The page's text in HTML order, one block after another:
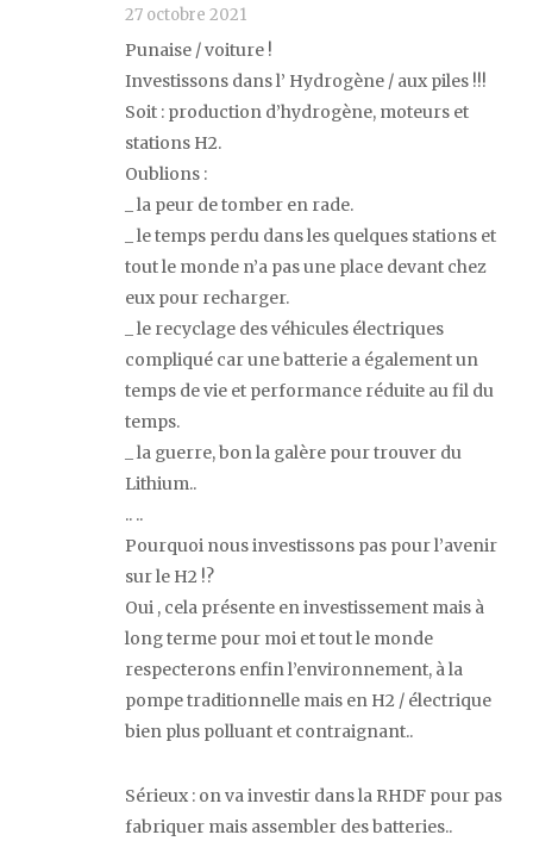
27 octobre 2021
Punaise / voiture !
Investissons dans l’ Hydrogène / aux piles !!!
Soit : production d’hydrogène, moteurs et
stations H2.
Oublions :
_ la peur de tomber en rade.
_ le temps perdu dans les quelques stations et
tout le monde n’a pas une place devant chez
eux pour recharger.
_ le recyclage des véhicules électriques
compliqué car une batterie a également un
temps de vie et performance réduite au fil du
temps.
_ la guerre, bon la galère pour trouver du
Lithium..
.. ..
Pourquoi nous investissons pas pour l’avenir
sur le H2 !?
Oui , cela présente en investissement mais à
long terme pour moi et tout le monde
respecterons enfin l’environnement, à la
pompe traditionnelle mais en H2 / électrique
bien plus polluant et contraignant..
Sérieux : on va investir dans la RHDF pour pas
fabriquer mais assembler des batteries..